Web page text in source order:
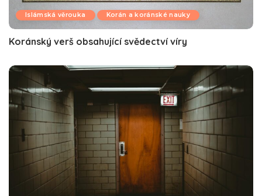
Islámská věrouka Korán a koránské nauky
Koránský verš obsahující svědectví víry